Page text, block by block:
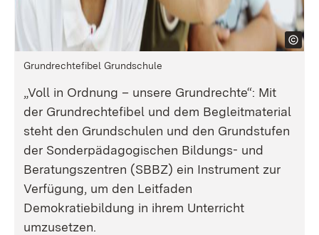
Grundrechtefibel Grundschule
„Voll in Ordnung – unsere Grundrechte“: Mit
der Grundrechtefibel und dem Begleitmaterial
steht den Grundschulen und den Grundstufen
der Sonderpädagogischen Bildungs- und
Beratungszentren (SBBZ) ein Instrument zur
Verfügung, um den Leitfaden
Demokratiebildung in ihrem Unterricht
umzusetzen.